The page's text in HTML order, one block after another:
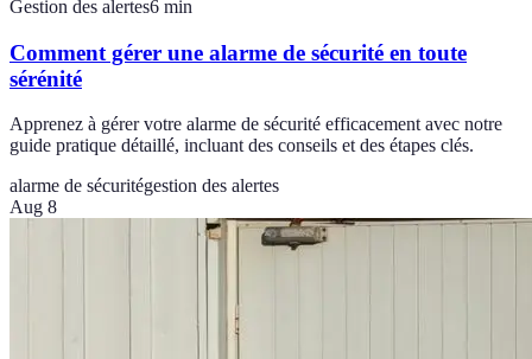
Gestion des alertes6 min
Comment gérer une alarme de sécurité en toute
sérénité
Apprenez à gérer votre alarme de sécurité efficacement avec notre
guide pratique détaillé, incluant des conseils et des étapes clés.
alarme de sécuritégestion des alertes
Aug 8